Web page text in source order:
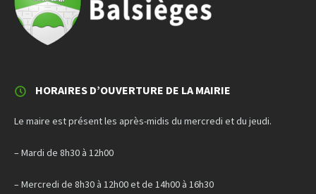
HORAIRES D’OUVERTURE DE LA MAIRIE
Le maire est présent les après-midis du mercredi et du jeudi.
– Mardi de 8h30 à 12h00
– Mercredi de 8h30 à 12h00 et de 14h00 à 16h30